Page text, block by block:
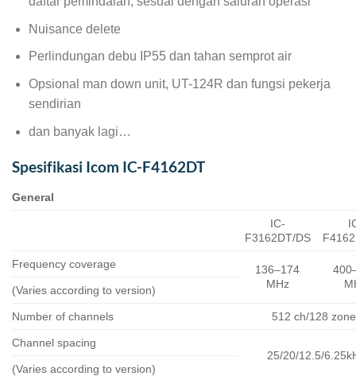
Nuisance delete
Perlindungan debu IP55 dan tahan semprot air
Opsional man down unit, UT-124R dan fungsi pekerja
sendirian
dan banyak lagi…
Spesifikasi Icom IC-F4162DT
General
IC-
F3162DT/DS
Frequency coverage
136–174
MHz
(Varies according to version)
Number of channels 512 ch/128
Channel spacing
25/20/12.5/
(Varies according to version)